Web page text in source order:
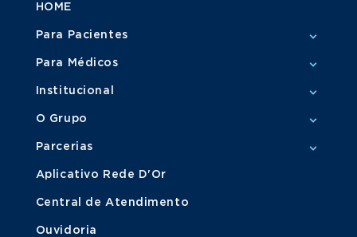
HOME
Para Pacientes
Para Médicos
Institucional
O Grupo
Parcerias
Aplicativo Rede D'Or
Central de Atendimento
Ouvidoria